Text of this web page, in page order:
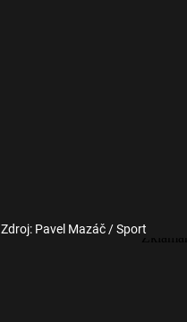
Zdroj: Pavel Mazáč / Sport